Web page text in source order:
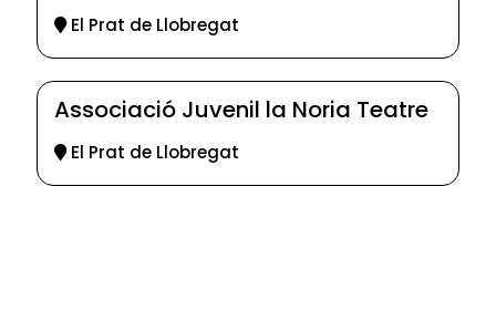
El Prat de Llobregat
Associació Juvenil la Noria Teatre
El Prat de Llobregat